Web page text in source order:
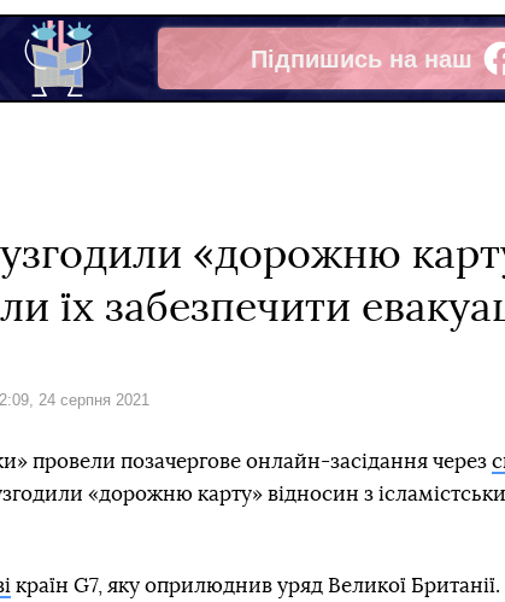
Підпишись на наш
Facebook
«дорожню
їх забезпечити
24 серпня 2021
провели позачергове онлайн-засідання через
«дорожню карту» відносин з
країн G7, яку оприлюднив уряд Великої Британії.